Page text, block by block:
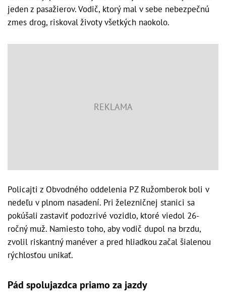
jeden z pasažierov. Vodič, ktorý mal v sebe nebezpečnú
zmes drog, riskoval životy všetkých naokolo.
Policajti z Obvodného oddelenia PZ Ružomberok boli v
nedeľu v plnom nasadení. Pri železničnej stanici sa
pokúšali zastaviť podozrivé vozidlo, ktoré viedol 26-
ročný muž. Namiesto toho, aby vodič dupol na brzdu,
zvolil riskantný manéver a pred hliadkou začal šialenou
rýchlosťou unikať.
Pád spolujazdca priamo za jazdy